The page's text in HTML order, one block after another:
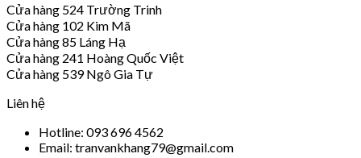
Cửa hàng 524 Trường Trinh
Cửa hàng 102 Kim Mã
Cửa hàng 85 Láng Hạ
Cửa hàng 241 Hoàng Quốc Việt
Cửa hàng 539 Ngô Gia Tự
Liên hệ
Hotline: 093 696 4562
Email: tranvankhang79@gmail.com